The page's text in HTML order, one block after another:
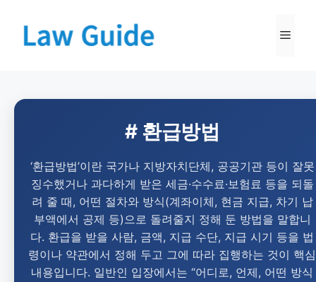
# 환급방법
‘환급방법’이란 국가나 지방자치단체, 공공기관 등이 잘못
징수했거나 과다하게 받은 세금·수수료·보험료 등을 되돌
려 줄 때, 어떤 절차와 방식(계좌이체, 현금 지급, 차기 납
부액에서 공제 등)으로 돌려줄지 정해 둔 방법을 말합니
다. 환급을 받을 사람, 금액, 지급 수단, 지급 시기 등을 법
령이나 약관에서 정해 두고 그에 따라 집행하는 것이 핵심
내용입니다. 일반인 입장에서는 “어디로, 언제, 어떤 방식